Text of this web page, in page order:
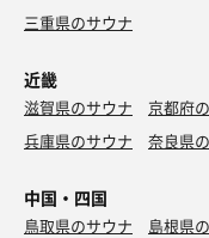
三重県のサウナ
近畿
滋賀県のサウナ 京都府
兵庫県のサウナ
奈良県
中国・四国
鳥取県のサウナ 島根県